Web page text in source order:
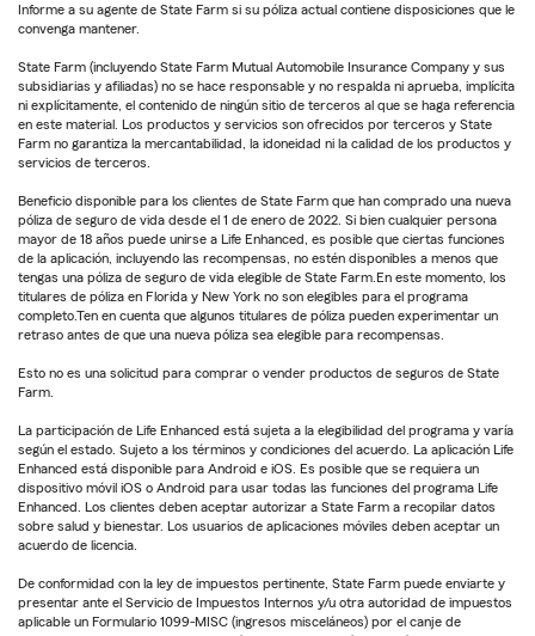
Informe a su agente de State Farm si su póliza actual contiene disposiciones que le
convenga mantener.
State Farm (incluyendo State Farm Mutual Automobile Insurance Company y sus
subsidiarias y afiliadas) no se hace responsable y no respalda ni aprueba, implícita
ni explícitamente, el contenido de ningún sitio de terceros al que se haga referencia
en este material. Los productos y servicios son ofrecidos por terceros y State
Farm no garantiza la mercantabilidad, la idoneidad ni la calidad de los productos y
servicios de terceros.
Beneficio disponible para los clientes de State Farm que han comprado una nueva
póliza de seguro de vida desde el 1 de enero de 2022. Si bien cualquier persona
mayor de 18 años puede unirse a Life Enhanced, es posible que ciertas funciones
de la aplicación, incluyendo las recompensas, no estén disponibles a menos que
tengas una póliza de seguro de vida elegible de State Farm.En este momento, los
titulares de póliza en Florida y New York no son elegibles para el programa
completo.Ten en cuenta que algunos titulares de póliza pueden experimentar un
retraso antes de que una nueva póliza sea elegible para recompensas.
Esto no es una solicitud para comprar o vender productos de seguros de State
Farm.
La participación de Life Enhanced está sujeta a la elegibilidad del programa y varía
según el estado. Sujeto a los términos y condiciones del acuerdo. La aplicación Life
Enhanced está disponible para Android e iOS. Es posible que se requiera un
dispositivo móvil iOS o Android para usar todas las funciones del programa Life
Enhanced. Los clientes deben aceptar autorizar a State Farm a recopilar datos
sobre salud y bienestar. Los usuarios de aplicaciones móviles deben aceptar un
acuerdo de licencia.
De conformidad con la ley de impuestos pertinente, State Farm puede enviarte y
presentar ante el Servicio de Impuestos Internos y/u otra autoridad de impuestos
aplicable un Formulario 1099-MISC (ingresos misceláneos) por el canje de